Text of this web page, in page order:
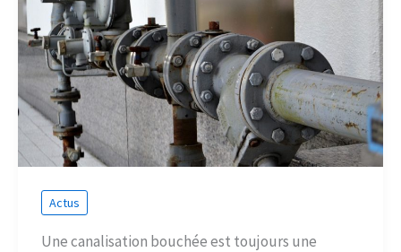
Actus
Une canalisation bouchée est toujours une